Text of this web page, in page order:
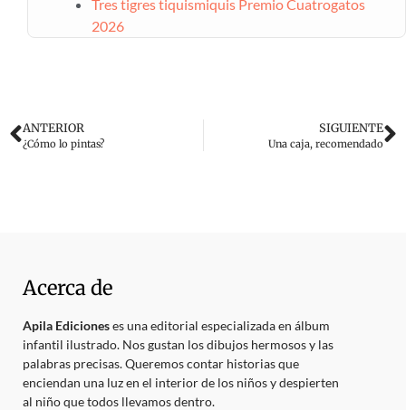
Tres tigres tiquismiquis Premio Cuatrogatos
2026
ANTERIOR
¿Cómo lo pintas?
SIGUIENTE
Una caja, recomendado
Acerca de
Apila Edicioneses una editorial especializada en álbum
infantil ilustrado. Nos gustan los dibujos hermosos y las
palabras precisas. Queremos contar historias que
enciendan una luz en el interior de los niños y despierten
al niño que todos llevamos dentro.